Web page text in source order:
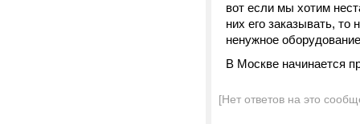
вот если мы хотим
них его заказывать, то
ненужное
В Москве начинается
[Нет ответов на это